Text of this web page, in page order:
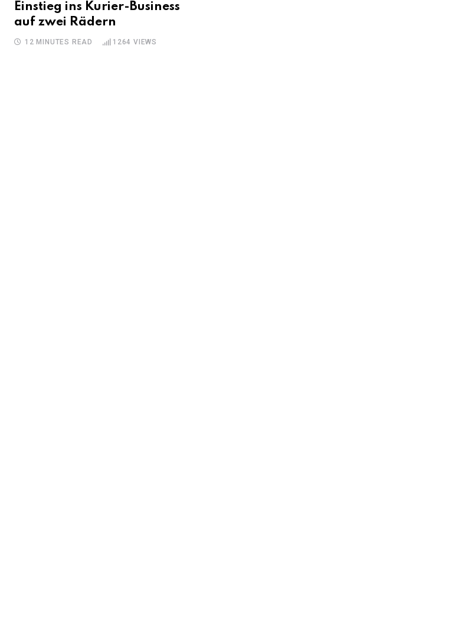
Einstieg ins Kurier-Business
auf zwei Rädern
12 MINUTES READ 1264 VIEWS